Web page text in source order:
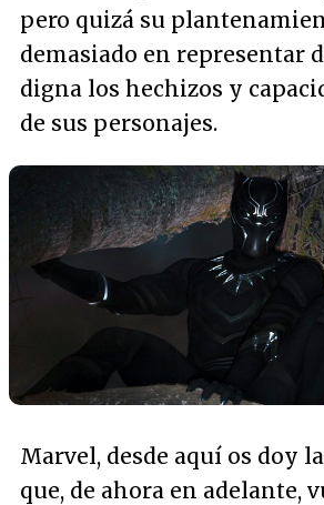
pero quizá su
demasiado en representar
digna los hechizos y
de sus personajes.
Marvel, desde aquí os doy
que, de ahora en adelante,